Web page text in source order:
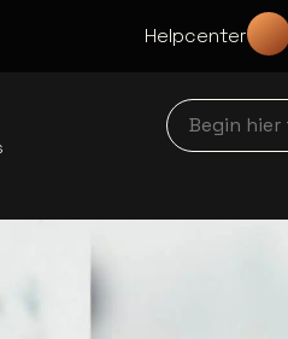
Helpcenter
Begin hier te